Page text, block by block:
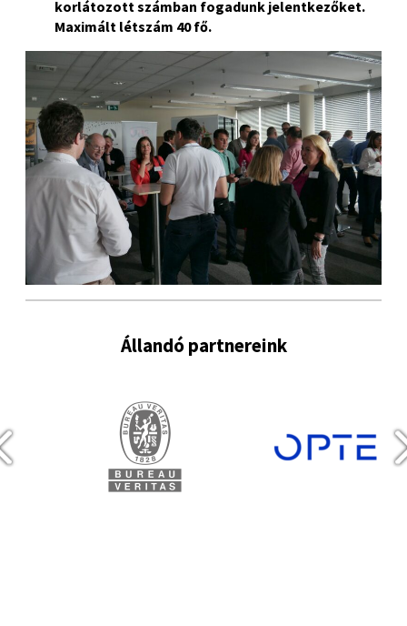
korlátozott számban fogadunk jelentkezőket.
Maximált létszám 40 fő.
Állandó partnereink